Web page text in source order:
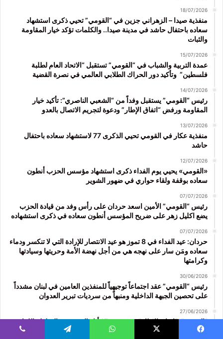
18/07/2026
منفذية صيدا – الزهراني جزين في “القومي” تحيي ذكرى استشهاد
سعاده باحتفال حاشد في مدينة صيدا.. والكلمات تؤكد خيار المقاومة
والثبات
15/07/2026
عمدة التربية والشباب في “القومي” تستقبل “الاتحاد العام لطلبة
فلسطين” وتأكيد دور الحراك الطلابي العالمي في نصرة القضية
14/07/2026
رئيس “القومي” يستقبل وفداً من “الشعبي الناصري”: تأكيد خيار
المقاومة ورفض “اتفاق الإطار” ودعوة لتجريم الاتصال بالعدو
13/07/2026
منفذية عكار في القومي تحيي الذكرى 77 لاستشهاد سعاده باحتفال
حاشد
12/07/2026
«القومي» يحيي يوم الفداء ذكرى استشهاد مؤسس الحزب أنطون
سعاده بوقفة ولقاء حواري في ضهور الشوير
07/07/2026
رئيس “القومي” الأمين اسعد حردان على رأس وفد من قيادة الحزب
يضع اكليل زهر على ضريح المؤسس أنطون سعاده في ذكرى استشهاده
07/07/2026
حردان: عيد الفداء في 8 تموز هو عيد الانتصار للإرادة التي لا تنكسر ودماء
سعاده ومَن سار على نهجه هي من أجل نهضة الأمة وحريتها وسيادتها
وكرامتها
30/06/2026
رئيس “القومي” عقد اجتماعاً توجيهياً للمنفذين العامين في لبنان مشدداً
على تحصين الجبهة الداخلية ومنبهاً من سرديات تبرير العدوان
27/06/2026
“القومي”: “اتفاق الاطار” نسخة عن 17 أيار المشؤوم والسلطة اللبنانية
مطالبة بالتراجع عنه صوناً للوحدة ووأداً للفتنة